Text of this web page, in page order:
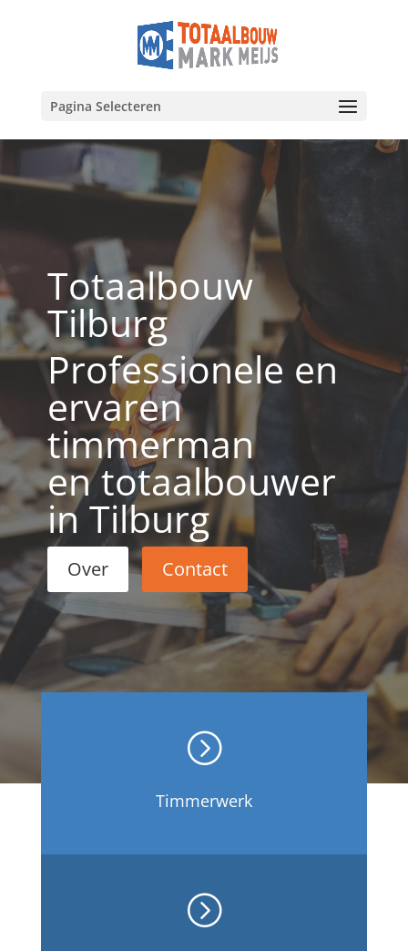
Pagina Selecteren
Totaalbouw
Tilburg
Professionele en
ervaren
timmerman
en totaalbouwer
in Tilburg
Over Contact
=
Timmerwerk
=